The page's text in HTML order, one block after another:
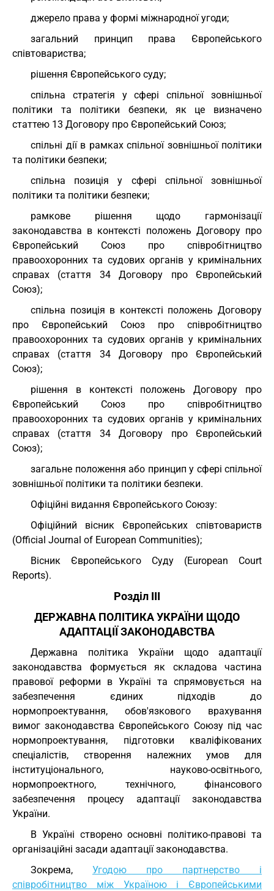
джерело права у формі міжнародної угоди;
загальний принцип права Європейського
співтовариства;
рішення Європейського суду;
спільна стратегія у сфері спільної зовнішньої
політики та політики безпеки, як це визначено
статтею 13 Договору про Європейський Союз;
спільні дії в рамках спільної зовнішньої політики
та політики безпеки;
спільна позиція у сфері спільної зовнішньої
політики та політики безпеки;
рамкове рішення щодо гармонізації
законодавства в контексті положень Договору про
Європейський Союз про співробітництво
правоохоронних та судових органів у кримінальних
справах (стаття 34
Договору про Європейський
Союз);
спільна позиція в контексті положень Договору
про Європейський Союз про співробітництво
правоохоронних та судових органів у кримінальних
справах (стаття 34
Договору про Європейський
Союз);
рішення в контексті положень Договору про
Європейський Союз про співробітництво
правоохоронних та судових органів у кримінальних
справах (стаття 34
Договору про Європейський
Союз);
загальне положення або принцип у сфері спільної
зовнішньої політики та політики безпеки.
Офіційні видання Європейського Союзу:
Офіційний вісник Європейських співтовариств
(Official Journal of European Communities);
Вісник Європейського Суду (European Court
Reports).
Розділ III
ДЕРЖАВНА ПОЛІТИКА УКРАЇНИ ЩОДО
АДАПТАЦІЇ ЗАКОНОДАВСТВА
Державна політика України щодо адаптації
законодавства формується як складова частина
правової реформи в Україні та спрямовується на
забезпечення єдиних підходів до
нормопроектування, обов'язкового врахування
вимог законодавства Європейського Союзу під час
нормопроектування, підготовки кваліфікованих
спеціалістів, створення належних умов для
інституціонального, науково-освітнього,
нормопроектного, технічного, фінансового
забезпечення процесу адаптації законодавства
України.
В Україні створено основні політико-правові та
організаційні засади адаптації законодавства.
Зокрема, Угодою про партнерство і
співробітництво між Україною і Європейськими